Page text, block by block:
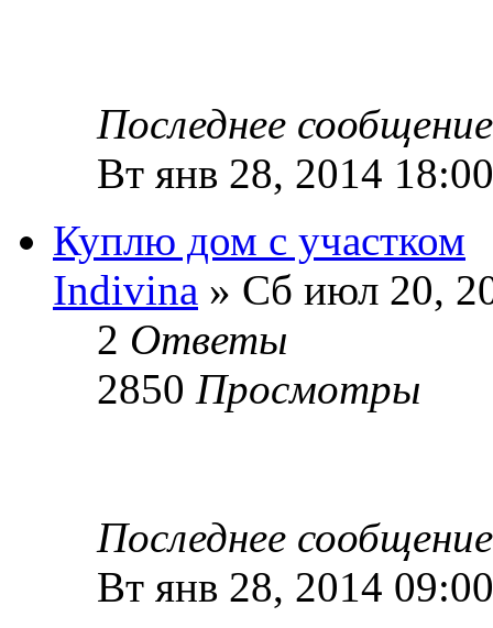
Последнее
Вт янв 28, 2014 18:00
Куплю дом с участком
Indivina » Сб июл 20,
2 Ответы
2850 Просмотры
Последнее
Вт янв 28, 2014 09:00